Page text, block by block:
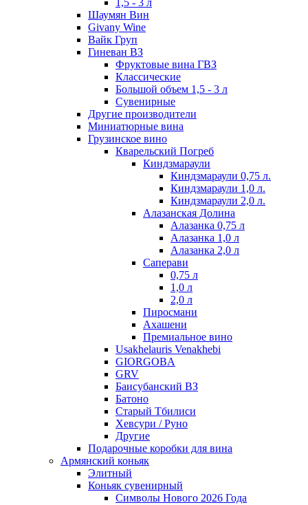
1,5 - 3 л
Шаумян Вин
Givany Wine
Вайк Груп
Гиневан ВЗ
Фруктовые вина ГВЗ
Классические
Большой объем 1,5 - 3 л
Сувенирные
Другие производители
Миниатюрные вина
Грузинское вино
Кварельский Погреб
Киндзмараули
Киндзмараули 0,75 л.
Киндзмараули 1,0 л.
Киндзмараули 2,0 л.
Алазанская Долина
Алазанка 0,75 л
Алазанка 1,0 л
Алазанка 2,0 л
Саперави
0,75 л
1,0 л
2,0 л
Пиросмани
Ахашени
Премиальное вино
Usakhelauris Venakhebi
GIORGOBA
GRV
Баисубанский ВЗ
Батоно
Старый Тбилиси
Хевсури / Руно
Другие
Подарочные коробки для вина
Армянский коньяк
Элитный
Коньяк сувенирный
Символы Нового 2026 Года